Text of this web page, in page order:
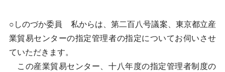
○しのづか委員 私からは、第二百八号議案、東京都立産
業貿易センターの指定管理者の指定についてお伺いさせ
ていただきます。
この産業貿易センター、十八年度の指定管理者制度の